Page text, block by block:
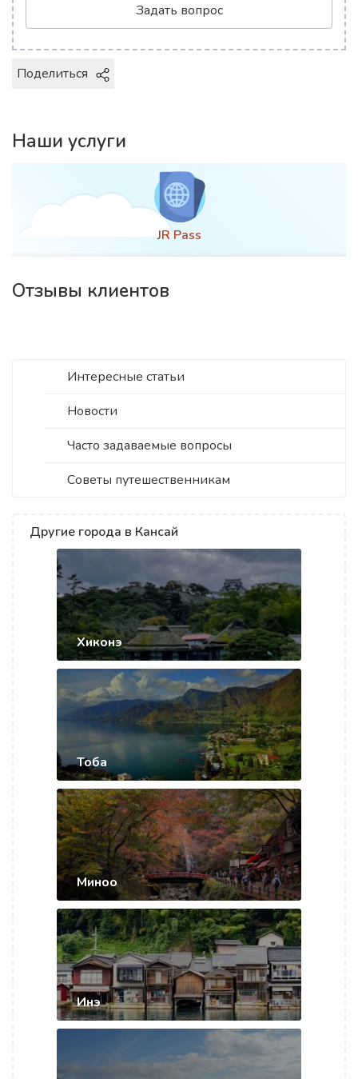
Интересные статьи
Новости
Часто задаваемые вопросы
Советы путешественникам
Другие города в Кансай
Хиконэ
Тоба
Миноо
Инэ
Задать вопрос
Поделиться
Наши услуги
Отзывы клиентов